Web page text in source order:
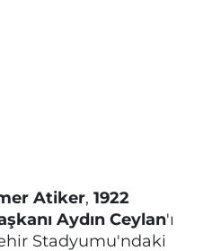
Atiker, 1922
Aydın Ceylan'ı
Stadyumu'ndaki